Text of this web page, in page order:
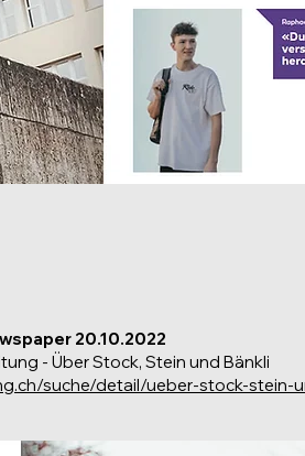
20.10.2022
- Über Stock, Stein und Bänkli
suche/detail/ueber-stock-stein-